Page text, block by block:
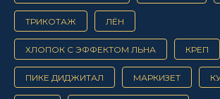
ТРИКОТАЖ ЛЁН
ХЛОПОК С ЭФФЕКТОМ ЛЬНА КРЕП
ПИКЕ ДИДЖИТАЛ МАРКИЗЕТ